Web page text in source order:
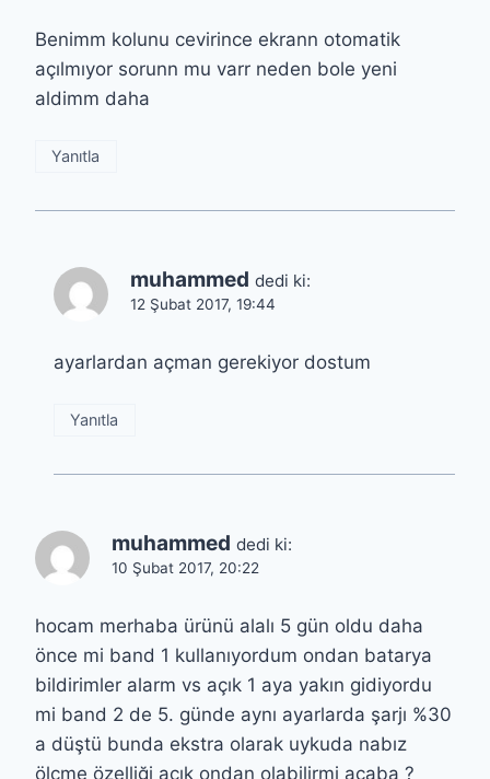
Benimm kolunu cevirince ekrann otomatik
açılmıyor sorunn mu varr neden bole yeni
aldimm daha
Yanıtla
muhammed dedi ki:
12 Şubat 2017, 19:44
ayarlardan açman gerekiyor dostum
Yanıtla
muhammed dedi ki:
10 Şubat 2017, 20:22
hocam merhaba ürünü alalı 5 gün oldu daha
önce mi band 1 kullanıyordum ondan batarya
bildirimler alarm vs açık 1 aya yakın gidiyordu
mi band 2 de 5. günde aynı ayarlarda şarjı %30
a düştü bunda ekstra olarak uykuda nabız
ölçme özelliği açık ondan olabilirmi acaba ?